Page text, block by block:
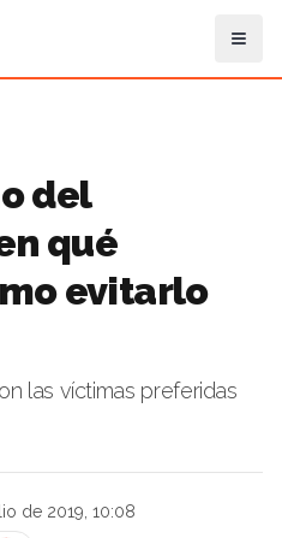
del
qué
evitarlo
las víctimas preferidas
de 2019, 10:08